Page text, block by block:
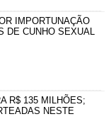
IMPORTUNAÇÃO
DE CUNHO SEXUAL
R$ 135 MILHÕES;
NESTE